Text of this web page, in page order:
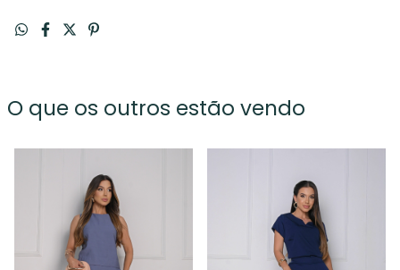
O que os outros estão vendo